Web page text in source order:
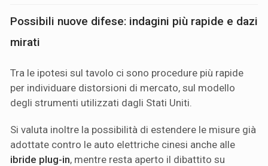
Possibili nuove difese: indagini più rapide e dazi
mirati
Tra le ipotesi sul tavolo ci sono procedure più rapide
per individuare distorsioni di mercato, sul modello
degli strumenti utilizzati dagli Stati Uniti.
Si valuta inoltre la possibilità di estendere le misure già
adottate contro le auto elettriche cinesi anche alle
ibride plug-in, mentre resta aperto il dibattito su